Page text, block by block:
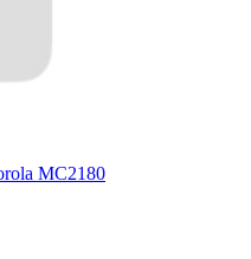
MC2180